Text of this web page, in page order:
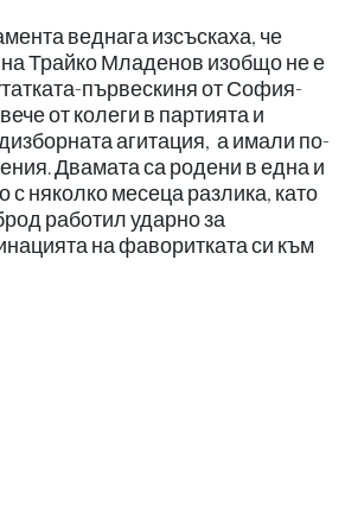
веднага изсъскаха, че
Трайко Младенов изобщо не е
първескиня от София-
от колеги в партията и
агитация, а имали по-
Двамата са родени в една и
няколко месеца разлика, като
работил ударно за
на фаворитката си към